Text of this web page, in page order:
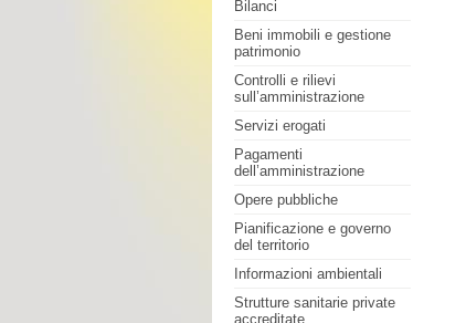
Bilanci
Beni immobili e gestione
patrimonio
Controlli e rilievi
sull’amministrazione
Servizi erogati
Pagamenti
dell’amministrazione
Opere pubbliche
Pianificazione e governo
del territorio
Informazioni ambientali
Strutture sanitarie private
accreditate